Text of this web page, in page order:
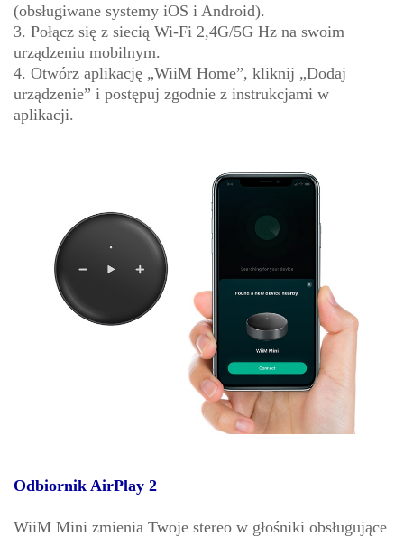
(obsługiwane systemy iOS i Android).
3. Połącz się z siecią Wi-Fi 2,4G/5G Hz na swoim
urządzeniu mobilnym.
4. Otwórz aplikację „WiiM Home”, kliknij „Dodaj
urządzenie” i postępuj zgodnie z instrukcjami w
aplikacji.
Odbiornik AirPlay 2
WiiM Mini zmienia Twoje stereo w głośniki obsługujące